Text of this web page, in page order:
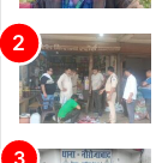
हैं।
चीन
के
बढ़ते